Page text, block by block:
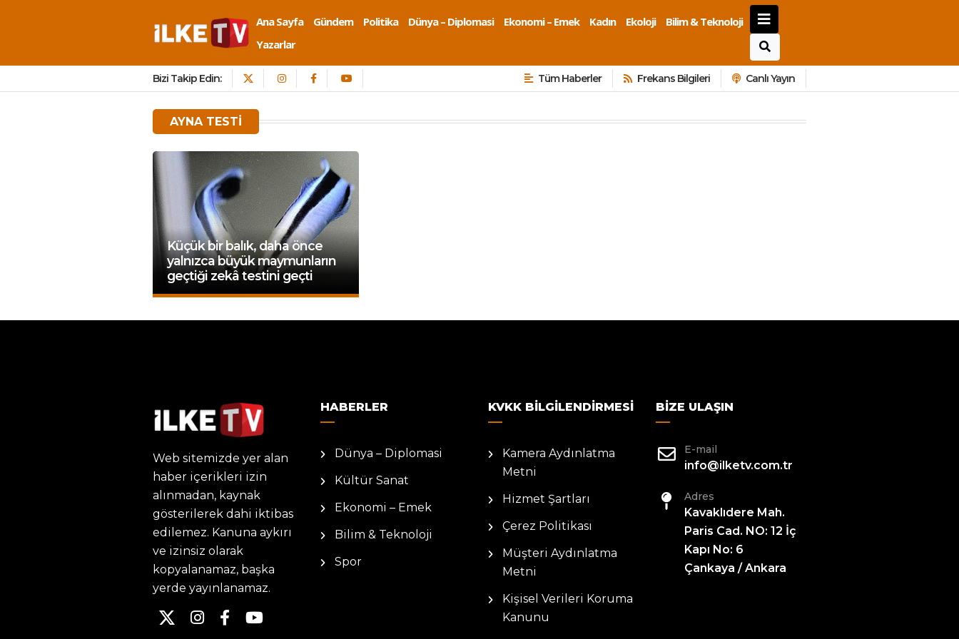
Ana Sayfa Gündem Politika Dünya – Diplomasi Ekonomi – Emek Kadın Ekoloji
Bilim & Teknoloji
Yazarlar
Bizi Takip Edin: Tüm Haberler Frekans Bilgileri Canlı Yayın
AYNA TESTI
Küçük bir balık, daha önce
yalnızca büyük maymunların
geçtiği zekâ testini geçti
Web sitemizde yer alan
haber içerikleri izin
alınmadan, kaynak
gösterilerek dahi iktibas
edilemez. Kanuna aykırı
ve izinsiz olarak
kopyalanamaz, başka
yerde yayınlanamaz.
HABERLER
Dünya – Diplomasi
Kültür Sanat
Ekonomi – Emek
Bilim & Teknoloji
Spor
KVKK BILGILENDIRMESI
Kamera Aydınlatma
Metni
Hizmet Şartları
Çerez Politikası
Müşteri Aydınlatma
Metni
Kişisel Verileri Koruma
Kanunu
BIZE ULAŞIN
E-mail
info@ilketv.com.tr
Adres
Kavaklıdere Mah.
Paris Cad. NO: 12 İç
Kapı No: 6
Çankaya / Ankara